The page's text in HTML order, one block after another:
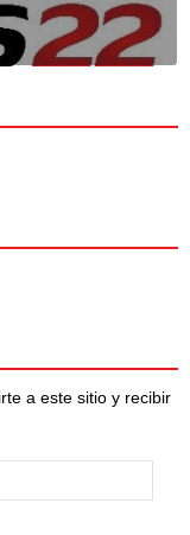
a este sitio y recibir